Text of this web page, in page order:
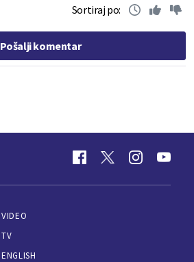
Sortiraj po:
Pošalji komentar
VIDEO
TV
ENGLISH